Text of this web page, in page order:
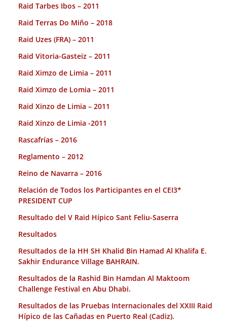
Raid Tarbes Ibos – 2011
Raid Terras Do Miño – 2018
Raid Uzes (FRA) – 2011
Raid Vitoria-Gasteiz – 2011
Raid Ximzo de Limia – 2011
Raid Ximzo de Lomia – 2011
Raid Xinzo de Limia – 2011
Raid Xinzo de Limia -2011
Rascafrías – 2016
Reglamento – 2012
Reino de Navarra – 2016
Relación de Todos los Participantes en el CEI3*
PRESIDENT CUP
Resultado del V Raid Hípico Sant Feliu-Saserra
Resultados
Resultados de la HH SH Khalid Bin Hamad Al Khalifa E.
Sakhir Endurance Village BAHRAIN.
Resultados de la Rashid Bin Hamdan Al Maktoom
Challenge Festival en Abu Dhabi.
Resultados de las Pruebas Internacionales del XXIII Raid
Hípico de las Cañadas en Puerto Real (Cadiz).